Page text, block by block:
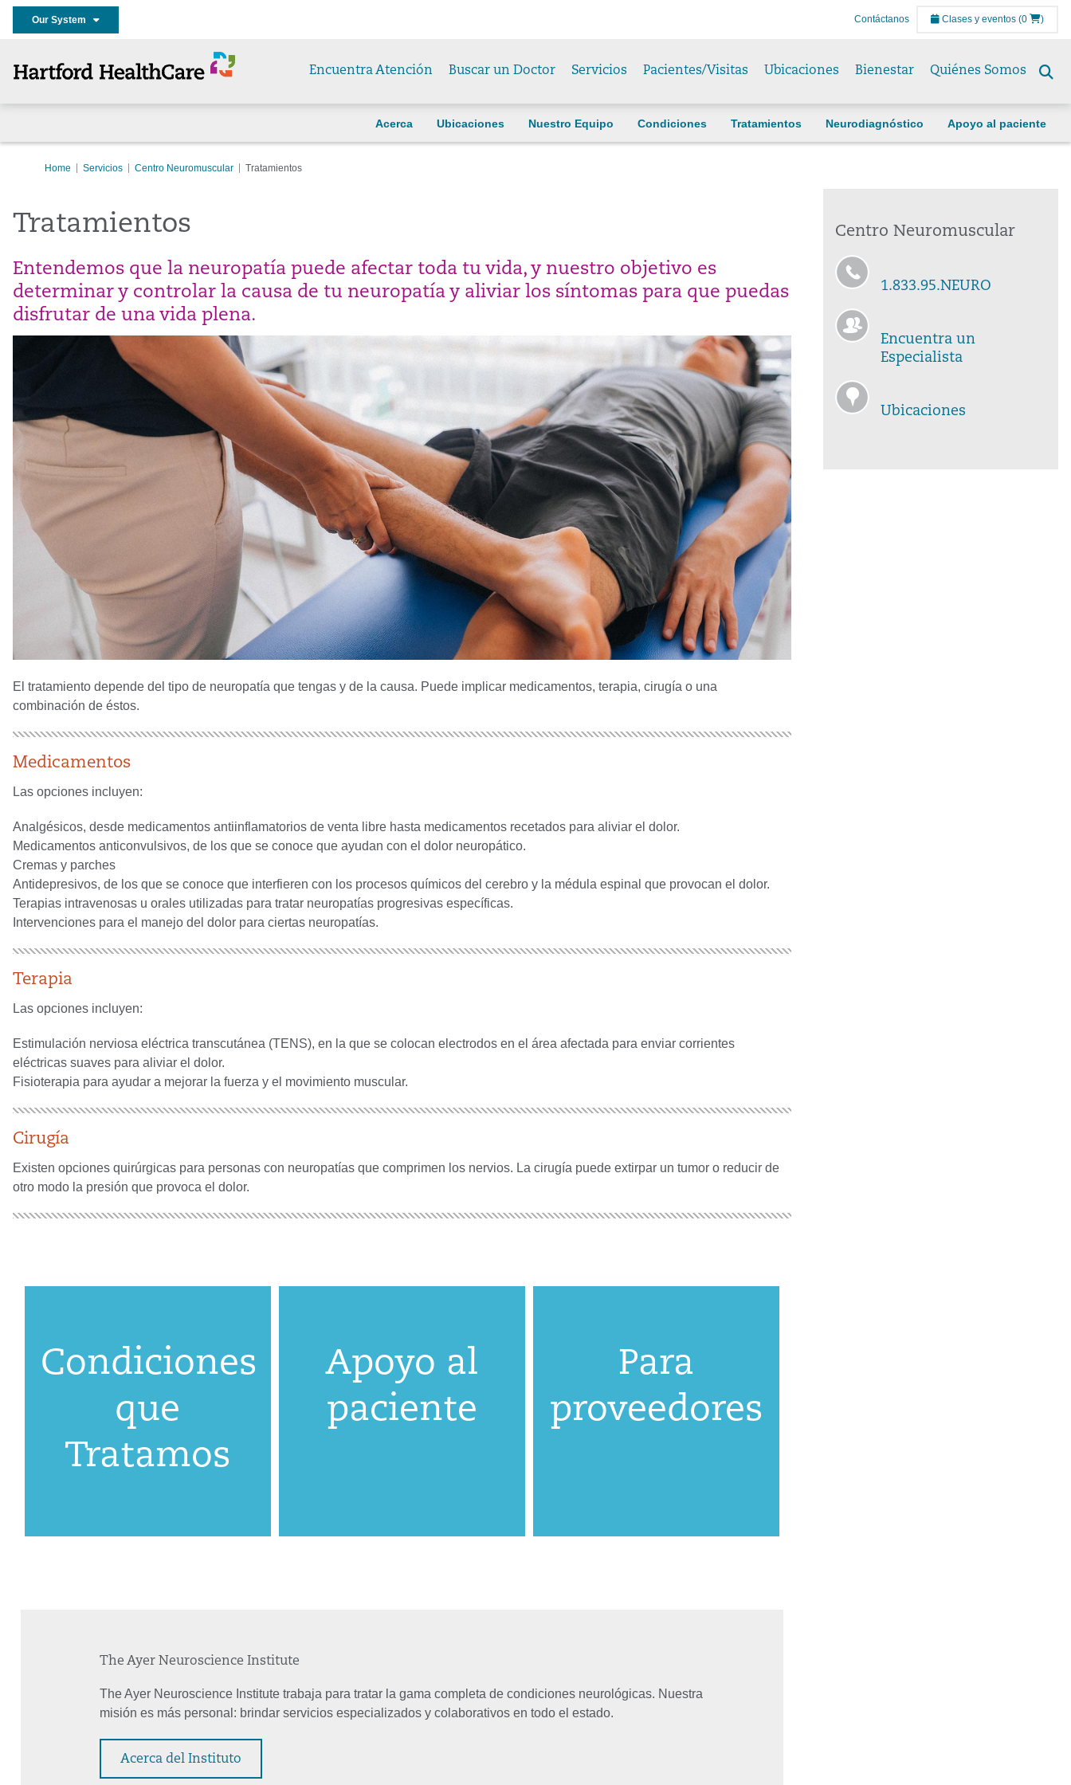
Our System Contáctanos Clases y eventos (0 )
Encuentra Atención Buscar un Doctor Servicios Pacientes/Visitas Ubicaciones Bienestar Quiénes Somos
Acerca Ubicaciones Nuestro Equipo Condiciones Tratamientos Neurodiagnóstico Apoyo al paciente
Home Servicios Centro Neuromuscular Tratamientos
Tratamientos
Entendemos que la neuropatía puede afectar toda tu vida, y nuestro objetivo es
determinar y controlar la causa de tu neuropatía y aliviar los síntomas para que puedas
disfrutar de una vida plena.
El tratamiento depende del tipo de neuropatía que tengas y de la causa. Puede implicar medicamentos, terapia, cirugía o una
combinación de éstos.
Medicamentos
Las opciones incluyen:
Analgésicos, desde medicamentos antiinflamatorios de venta libre hasta medicamentos recetados para aliviar el dolor.
Medicamentos anticonvulsivos, de los que se conoce que ayudan con el dolor neuropático.
Cremas y parches
Antidepresivos, de los que se conoce que interfieren con los procesos químicos del cerebro y la médula espinal que provocan el dolor.
Terapias intravenosas u orales utilizadas para tratar neuropatías progresivas específicas.
Intervenciones para el manejo del dolor para ciertas neuropatías.
Terapia
Las opciones incluyen:
Estimulación nerviosa eléctrica transcutánea (TENS), en la que se colocan electrodos en el área afectada para enviar corrientes
eléctricas suaves para aliviar el dolor.
Fisioterapia para ayudar a mejorar la fuerza y ​​el movimiento muscular.
Cirugía
Existen opciones quirúrgicas para personas con neuropatías que comprimen los nervios. La cirugía puede extirpar un tumor o reducir de
otro modo la presión que provoca el dolor.
Condiciones
que
Tratamos
Apoyo al
paciente
Para
proveedores
The Ayer Neuroscience Institute
The Ayer Neuroscience Institute trabaja para tratar la gama completa de condiciones neurológicas. Nuestra
misión es más personal: brindar servicios especializados y colaborativos en todo el estado.
Acerca del Instituto
Centro Neuromuscular
1.833.95.NEURO
Encuentra un
Especialista
Ubicaciones